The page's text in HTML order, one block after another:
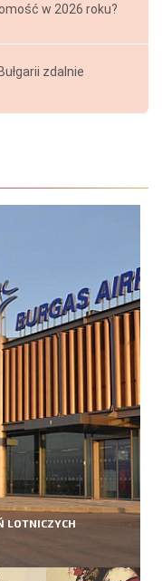
w 2026 roku?
zdalnie
LOTNICZYCH